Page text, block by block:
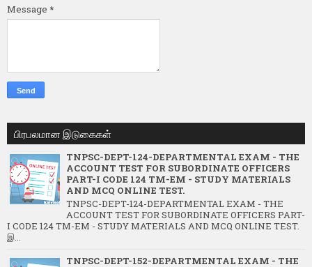
Message *
பிரபலமான இடுகைகள்
TNPSC-DEPT-124-DEPARTMENTAL EXAM - THE
ACCOUNT TEST FOR SUBORDINATE OFFICERS
PART-I CODE 124 TM-EM - STUDY MATERIALS
AND MCQ ONLINE TEST.
TNPSC-DEPT-124-DEPARTMENTAL EXAM - THE
ACCOUNT TEST FOR SUBORDINATE OFFICERS PART-
I CODE 124 TM-EM - STUDY MATERIALS AND MCQ ONLINE TEST.
இ...
TNPSC-DEPT-152-DEPARTMENTAL EXAM - THE